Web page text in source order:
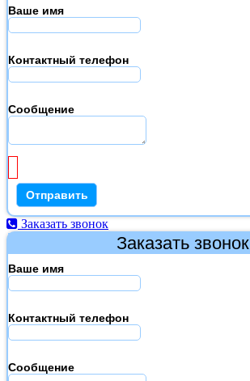
Ваше имя
Контактный телефон
Сообщение
Заказать звонок
Заказать звонок
Ваше имя
Контактный телефон
Сообщение